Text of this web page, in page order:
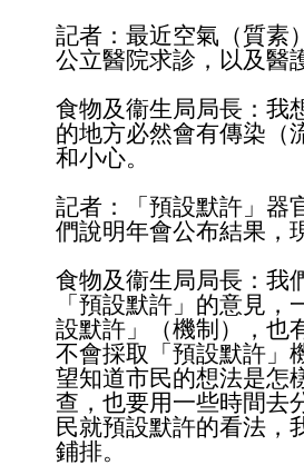
記者：最近空氣（質素
公立醫院求診，以及醫
食物及衞生局局長：我
的地方必然會有傳染（
和小心。
記者：「預設默許」器
們說明年會公布結果，
食物及衞生局局長：我
「預設默許」的意見
設默許」（機制），也
不會採取「預設默許」
望知道市民的想法是怎
查，也要用一些時間去
民就預設默許的看法，
鋪排。